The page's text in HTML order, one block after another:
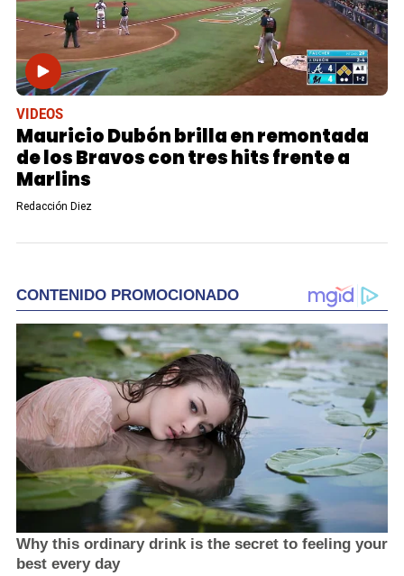
VIDEOS
Mauricio Dubón brilla en remontada
de los Bravos con tres hits frente a
Marlins
Redacción Diez